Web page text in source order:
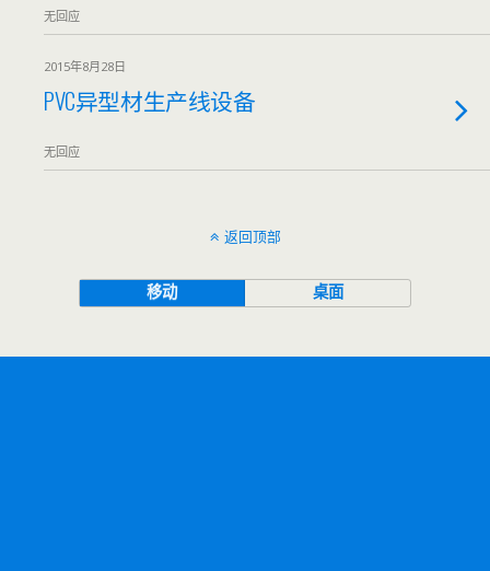
无回应
2015年8月28日
PVC异型材生产线设备
无回应
返回顶部
移动 桌面